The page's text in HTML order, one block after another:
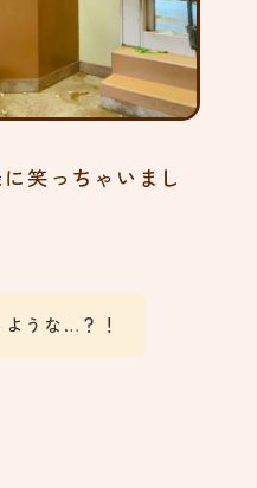
笑っちゃいまし
うな…？！